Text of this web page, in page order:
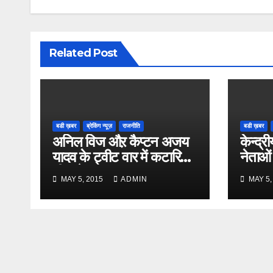
Related Post
बडी ख़बर ब्रेकिंग न्यूज़ राजनीति
अनिल विज औऱ कैप्टन अजय
यादव के ट्वीट वार में कटारिया
भी कूदे
MAY 5, 2015 ADMIN
बडी ख़बर
नेताओं
MAY